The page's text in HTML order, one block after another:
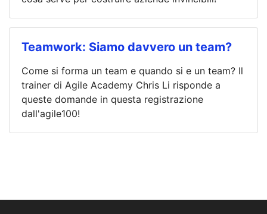
Teamwork: Siamo davvero un team?
Come si forma un team e quando si e un team? Il
trainer di Agile Academy Chris Li risponde a
queste domande in questa registrazione
dall'agile100!